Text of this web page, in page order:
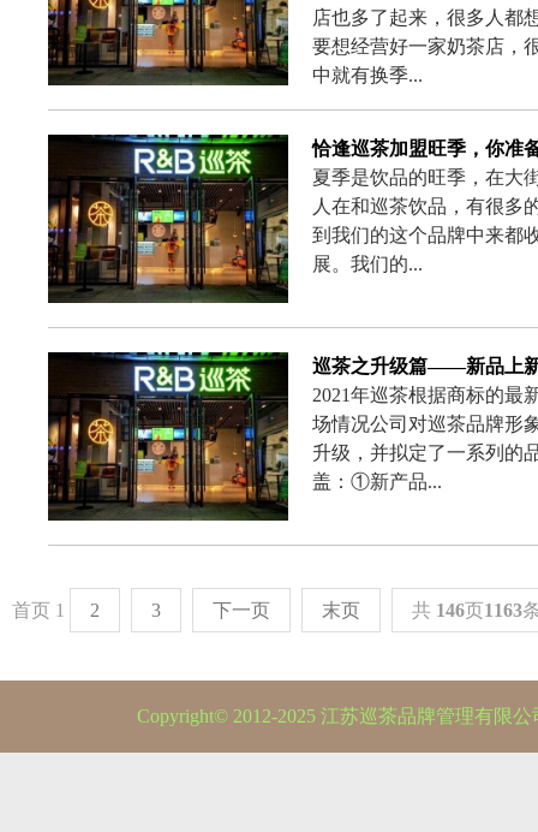
店也多了起来，很多人都
要想经营好一家奶茶店，
中就有换季...
恰逢巡茶加盟旺季，你准
夏季是饮品的旺季，在大
人在和巡茶饮品，有很多
到我们的这个品牌中来都
展。我们的...
巡茶之升级篇——新品上
2021年巡茶根据商标的最
场情况公司对巡茶品牌形
升级，并拟定了一系列的
盖：①新产品...
首页 1 2 3 下一页 末页 共 146页1163
Copyright© 2012-2025 江苏巡茶品牌管理有限